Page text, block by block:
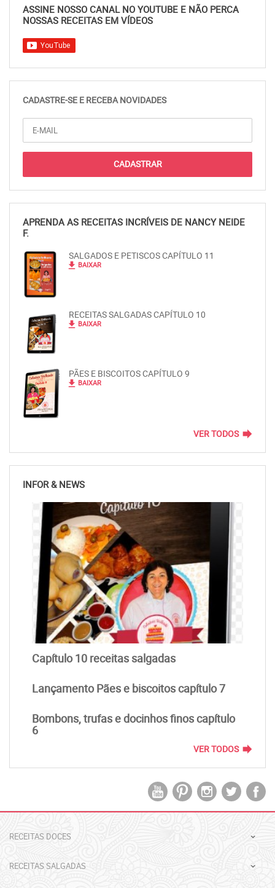
ASSINE NOSSO CANAL NO YOUTUBE E NÃO PERCA
NOSSAS RECEITAS EM VÍDEOS
CADASTRE-SE E RECEBA NOVIDADES
APRENDA AS RECEITAS INCRÍVEIS DE NANCY NEIDE
F.
SALGADOS E PETISCOS CAPÍTULO 11
file_download BAIXAR
RECEITAS SALGADAS CAPÍTULO 10
file_download BAIXAR
PÃES E BISCOITOS CAPÍTULO 9
file_download BAIXAR
VER TODOS forward
INFOR & NEWS
Capítulo 10 receitas salgadas
Lançamento Pães e biscoitos capítulo 7
Bombons, trufas e docinhos finos capítulo
6
VER TODOS forward
RECEITAS DOCES
RECEITAS SALGADAS